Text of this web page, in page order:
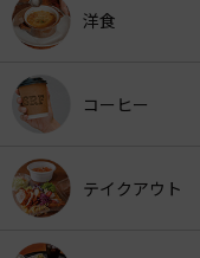
洋食
コーヒー
テイクアウト